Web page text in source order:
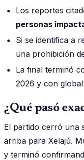
Los reportes
personas
Si se identifica a
una prohibición
La final terminó
2026 y con global
¿Qué pasó
El partido cerró una
arriba para Xelajú.
y terminó